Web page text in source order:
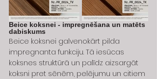
Beice koksnei - impregnēšana un matēts
dabiskums
Beice koksnei galvenokārt pilda
impregnanta funkciju. Tā iesūcas
koksnes struktūrā un palīdz aizsargāt
koksni pret sēnēm, pelējumu un citiem